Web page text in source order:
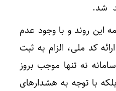
شد.
این روند و با وجود عدم
کد ملی، الزام به ثبت
نه تنها موجب بروز
با توجه به هشدارهای